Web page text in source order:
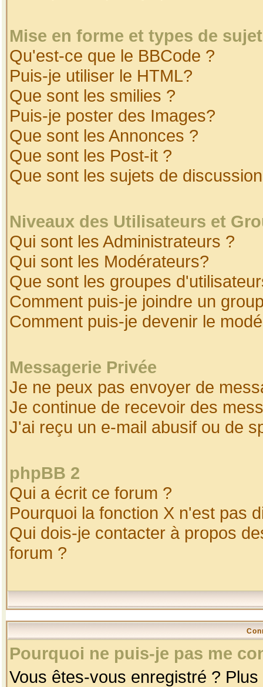
Mise en forme et types de
Qu'est-ce que le BBCode ?
Puis-je utiliser le HTML?
Que sont les smilies ?
Puis-je poster des Images?
Que sont les Annonces ?
Que sont les Post-it ?
Que sont les sujets de
Niveaux des Utilisateurs et
Qui sont les Administrateurs ?
Qui sont les Modérateurs?
Que sont les groupes
Comment puis-je joindre un
Comment puis-je devenir le
Messagerie Privée
Je ne peux pas envoyer de
Je continue de recevoir des
J'ai reçu un e-mail abusif ou de
phpBB 2
Qui a écrit ce forum ?
Pourquoi la fonction X n'est pas
Qui dois-je contacter à propos
forum ?
Pourquoi ne puis-je pas me
Vous êtes-vous enregistré ?